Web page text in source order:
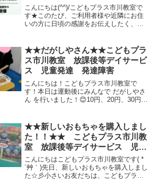
川区 市川市 発達障がい 運動
療育 放デイ 児発 ADHD 自
閉症
こんにちは(^^)/こどもプラス市川教室で
す★このたび、ご利用者様や近隣にお住
いの方に日頃の感謝をお伝えしたく、ゲ
となりました♡♡♡日時：２０２５年９
月１３日（土...
★★だがしやさん★★こどもプラ
ス市川教室 放課後等デイサービ
ス 児童発達 発達障害
こんにちは！こどもプラス市川教室で
す！本日は運動後にみんなで だがしやさ
ん を行いました！😊10円、20円、30円、
です！一つずつ合わせて100円にする子
や、細か...
★★新しいおもちゃを購入しまし
た！！★★ こどもプラス市川教
室 放課後等デイサービス 児童
発達 発達障害
こんにちはこどもプラス市川教室です( *
´艸｀)先日、新しいおもちゃを購入しまし
た☆彡小さいお友だちは、こどもプラス